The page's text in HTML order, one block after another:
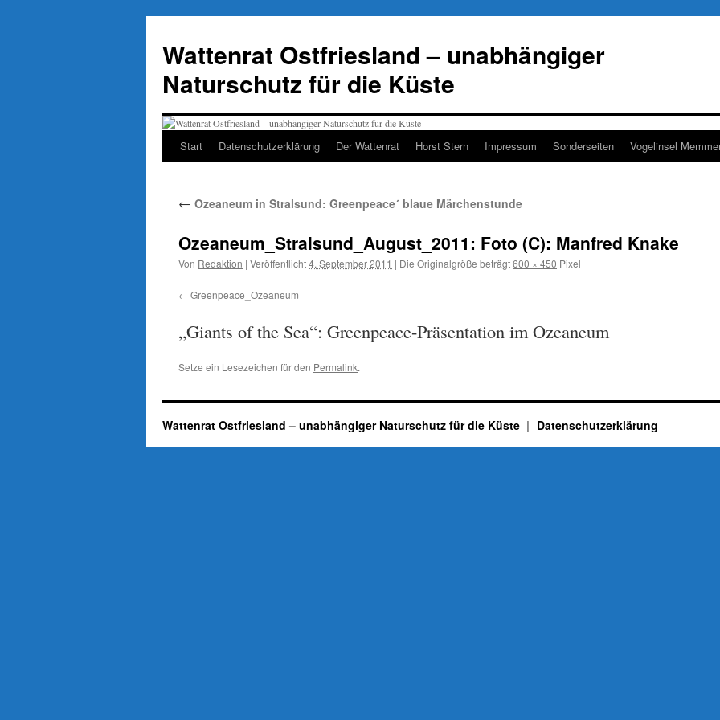
springen
Wattenrat Ostfriesland – unabhängiger
Naturschutz für die Küste
Start Datenschutzerklärung Der Wattenrat Horst Stern Impressum Sonderseiten Vogelinsel
← Ozeaneum in Stralsund: Greenpeace´ blaue Märchenstunde
Ozeaneum_Stralsund_August_2011: Foto (C): Manfred Knake
Von Redaktion | Veröffentlicht4. September 2011 | Die Originalgröße beträgt600 × 450 Pixel
Greenpeace_Ozeaneum
„Giants of the Sea“: Greenpeace-Präsentation im Ozeaneum
Setze ein Lesezeichen für den Permalink.
Wattenrat Ostfriesland – unabhängiger Naturschutz für die Küste Datenschutzerklärung